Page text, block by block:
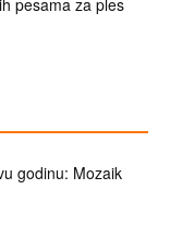
godinu: Mozaik